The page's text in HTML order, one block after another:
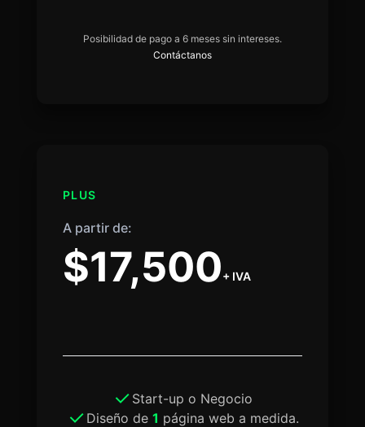
Posibilidad de pago a 6 meses sin intereses.
Contáctanos
PLUS
A partir de:
$17,500+ IVA
Start-up o Negocio
Diseño de 1 página web a medida.